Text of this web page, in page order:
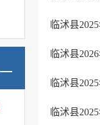
临沭县
临沭县
临沭县
临沭县